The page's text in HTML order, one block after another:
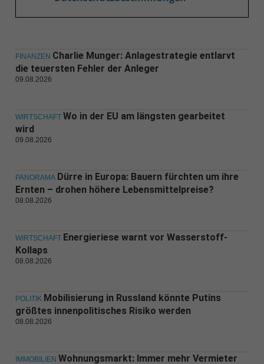
FINANZEN Charlie Munger: Anlagestrategie entlarvt
die teuersten Fehler der Anleger
09.08.2026
WIRTSCHAFT Wo in der EU am längsten gearbeitet
wird
09.08.2026
PANORAMA Dürre in Europa: Bauern fürchten um ihre
Ernten – drohen höhere Lebensmittelpreise?
08.08.2026
WIRTSCHAFT Energieriese warnt vor Wasserstoff-
Kollaps
08.08.2026
POLITIK Mobilisierung in Russland könnte Putins
größtes innenpolitisches Risiko werden
08.08.2026
IMMOBILIEN Wohnungsmarkt: Immer mehr Vermieter